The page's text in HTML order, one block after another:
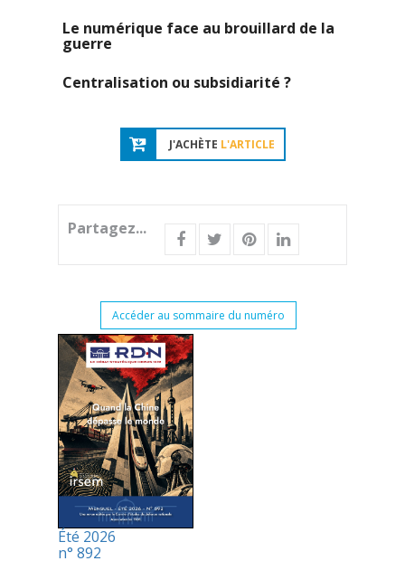
Le numérique face au brouillard de la
guerre
Centralisation ou subsidiarité ?
J'ACHÈTE L'ARTICLE
Partagez...
Accéder au sommaire du numéro
Été 2026
n° 892